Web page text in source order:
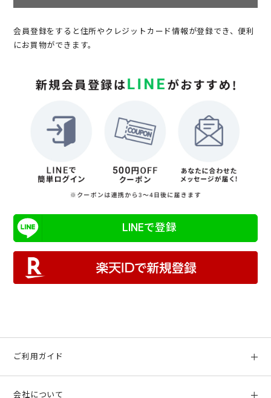
会員登録をすると住所やクレジットカード情報が登録でき、便利
にお買物ができます。
LINEで登録
ご利用ガイド
会社について